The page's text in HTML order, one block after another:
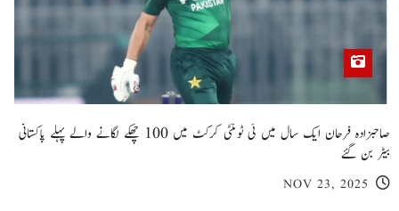
صاحبزادہ فرحان ایک سال میں ٹی ٹوئنٹی کرکٹ میں 100 چھکے لگانے والے پہلے پاکستانی
بیٹر بن گئے
NOV 23, 2025